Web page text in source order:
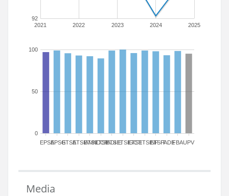
2021 2022 2023 2024 2025
92
EPSAEPSGETSAETSIAMN
ETSICCP
ETSIADI
ETSIEETSIGCT
ETSIIETSINFETSITFADEFBAUPV
0
50
100
Media